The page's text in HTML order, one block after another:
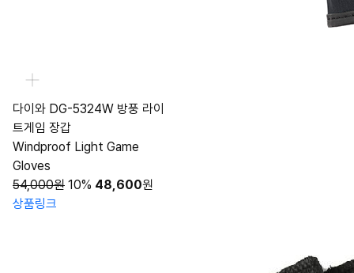
다이와 DG-5324W 방풍 라이
트게임 장갑
Windproof Light Game
Gloves
54,000원 10% 48,600원
상품링크